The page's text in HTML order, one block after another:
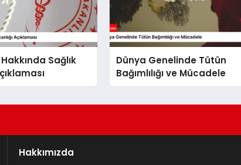
Sağlık
Dünya Genelinde Tütün
Bağımlılığı ve Mücadele
Hakkımızda